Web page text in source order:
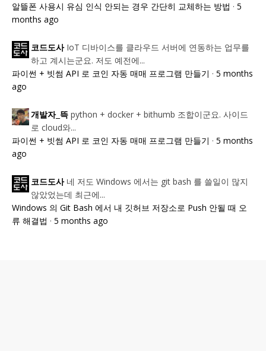
알뜰폰 사용시 유심 인식 안되는 경우 간단히 교체하는 방법 · 5
months ago
코드도사 IoT 디바이스를 클라우드 서버에 연동하는 업무를
하고 계시는군요. 저도 예전에...
파이썬 + 빗썸 API 로 코인 자동 매매 프로그램 만들기 · 5 months
ago
개발자_뜩 python + docker + bithumb 조합이군요. 사이드
로 cloud와...
파이썬 + 빗썸 API 로 코인 자동 매매 프로그램 만들기 · 5 months
ago
코드도사 네 저도 Windows 에서는 git bash 를 쓸일이 많지
않았었는데 최근에...
Windows 의 Git Bash 에서 내 깃허브 저장소로 Push 안될 때 오
류 해결법 · 5 months ago